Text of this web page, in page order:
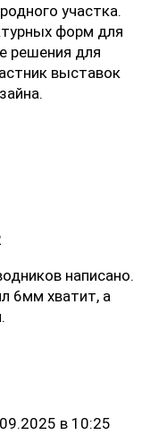
участка.
форм для
решения для
выставок
написано.
6мм хватит, а
в 10:25